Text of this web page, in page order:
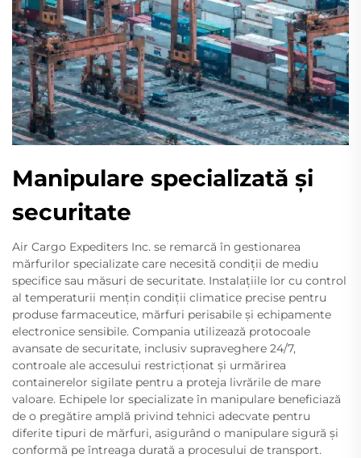
Manipulare specializată și
securitate
Air Cargo Expediters Inc. se remarcă în gestionarea
mărfurilor specializate care necesită condiții de mediu
specifice sau măsuri de securitate. Instalațiile lor cu control
al temperaturii mențin condiții climatice precise pentru
produse farmaceutice, mărfuri perisabile și echipamente
electronice sensibile. Compania utilizează protocoale
avansate de securitate, inclusiv supraveghere 24/7,
controale ale accesului restricționat și urmărirea
containerelor sigilate pentru a proteja livrările de mare
valoare. Echipele lor specializate în manipulare beneficiază
de o pregătire amplă privind tehnici adecvate pentru
diferite tipuri de mărfuri, asigurând o manipulare sigură și
conformă pe întreaga durată a procesului de transport.